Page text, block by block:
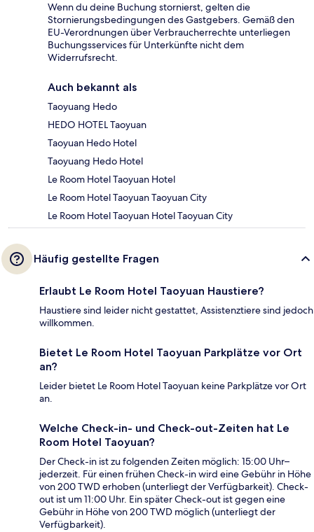
Wenn du deine Buchung stornierst, gelten die
Stornierungsbedingungen des Gastgebers. Gemäß den
EU-Verordnungen über Verbraucherrechte unterliegen
Buchungsservices für Unterkünfte nicht dem
Widerrufsrecht.
Auch bekannt als
Taoyuang Hedo
HEDO HOTEL Taoyuan
Taoyuan Hedo Hotel
Taoyuang Hedo Hotel
Le Room Hotel Taoyuan Hotel
Le Room Hotel Taoyuan Taoyuan City
Le Room Hotel Taoyuan Hotel Taoyuan City
Häufig gestellte Fragen
Erlaubt Le Room Hotel Taoyuan Haustiere?
Haustiere sind leider nicht gestattet, Assistenztiere sind jedoch
willkommen.
Bietet Le Room Hotel Taoyuan Parkplätze vor Ort
an?
Leider bietet Le Room Hotel Taoyuan keine Parkplätze vor Ort
an.
Welche Check-in- und Check-out-Zeiten hat Le
Room Hotel Taoyuan?
Der Check-in ist zu folgenden Zeiten möglich: 15:00 Uhr–
jederzeit. Für einen frühen Check-in wird eine Gebühr in Höhe
von 200 TWD erhoben (unterliegt der Verfügbarkeit). Check-
out ist um 11:00 Uhr. Ein später Check-out ist gegen eine
Gebühr in Höhe von 200 TWD möglich (unterliegt der
Verfügbarkeit).